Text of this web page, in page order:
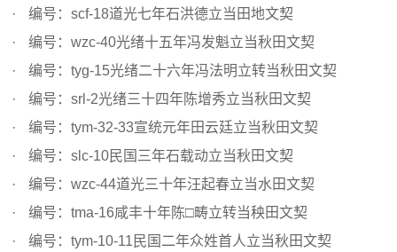
编号：scf-18道光七年石洪德立当田地文契
编号：wzc-40光绪十五年冯发魁立当秋田文契
编号：tyg-15光绪二十六年冯法明立转当秋田文契
编号：srl-2光绪三十四年陈增秀立当秋田文契
编号：tym-32-33宣统元年田云廷立当秋田文契
编号：slc-10民国三年石载动立当秋田文契
编号：wzc-44道光三十年汪起春立当水田文契
编号：tma-16咸丰十年陈□畴立转当秧田文契
编号：tym-10-11民国二年众姓首人立当秋田文契